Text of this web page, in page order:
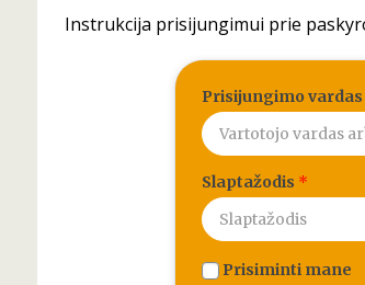
Instrukcija prisijungimui prie
Prisijungimo vardas
Slaptažodis *
Prisiminti mane